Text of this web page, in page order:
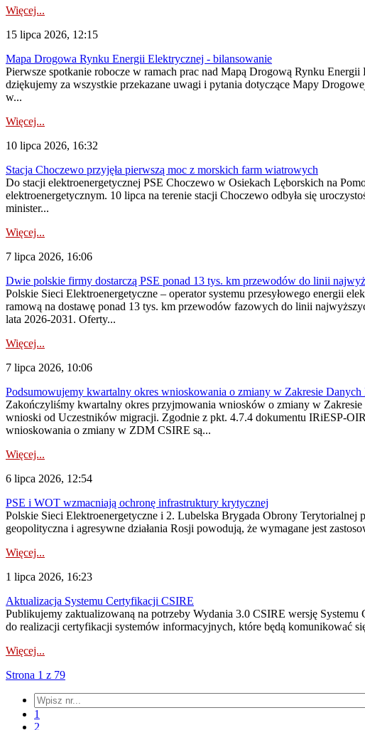
Więcej...
15 lipca 2026, 12:15
Mapa Drogowa Rynku Energii Elektrycznej - bilansowanie
Pierwsze spotkanie robocze w ramach prac nad Mapą Drogową Rynku
dziękujemy za wszystkie przekazane uwagi i pytania dotyczące Mapy
w...
Więcej...
10 lipca 2026, 16:32
Stacja Choczewo przyjęła pierwszą moc z morskich farm wiatrowych
Do stacji elektroenergetycznej PSE Choczewo w Osiekach Lęborskich na
elektroenergetycznym. 10 lipca na terenie stacji Choczewo odbyła się
minister...
Więcej...
7 lipca 2026, 16:06
Dwie polskie firmy dostarczą PSE ponad 13 tys. km przewodów do linii
Polskie Sieci Elektroenergetyczne – operator systemu przesyłowego energii
ramową na dostawę ponad 13 tys. km przewodów fazowych do linii
lata 2026-2031. Oferty...
Więcej...
7 lipca 2026, 10:06
Podsumowujemy kwartalny okres wnioskowania o zmiany w Zakresie
Zakończyliśmy kwartalny okres przyjmowania wniosków o zmiany w
wnioski od Uczestników migracji. Zgodnie z pkt. 4.7.4 dokumentu IRiESP-
wnioskowania o zmiany w ZDM CSIRE są...
Więcej...
6 lipca 2026, 12:54
PSE i WOT wzmacniają ochronę infrastruktury krytycznej
Polskie Sieci Elektroenergetyczne i 2. Lubelska Brygada Obrony Terytorialnej
geopolityczna i agresywne działania Rosji powodują, że wymagane jest
Więcej...
1 lipca 2026, 16:23
Aktualizacja Systemu Certyfikacji CSIRE
Publikujemy zaktualizowaną na potrzeby Wydania 3.0 CSIRE wersję
do realizacji certyfikacji systemów informacyjnych, które będą komunikować
Więcej...
Strona 1 z 79
1
2